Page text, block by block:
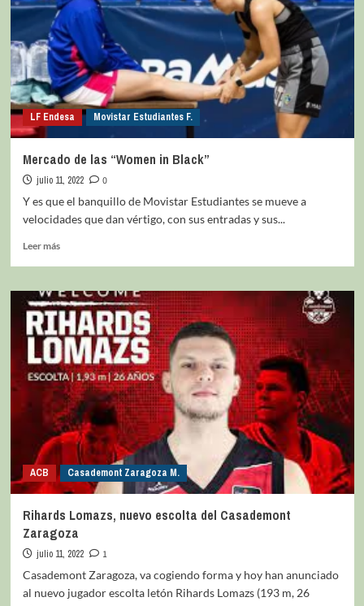
LF Endesa Movistar Estudiantes F.
Mercado de las “Women in Black”
julio 11, 2022
0
Y es que el banquillo de Movistar Estudiantes se mueve a
velocidades que dan vértigo, con sus entradas y sus...
Leer más
ACB Casademont Zaragoza M.
Rihards Lomazs, nuevo escolta del Casademont
Zaragoza
julio 11, 2022
1
Casademont Zaragoza, va cogiendo forma y hoy han anunciado
al nuevo jugador escolta letón Rihards Lomazs (193 m, 26